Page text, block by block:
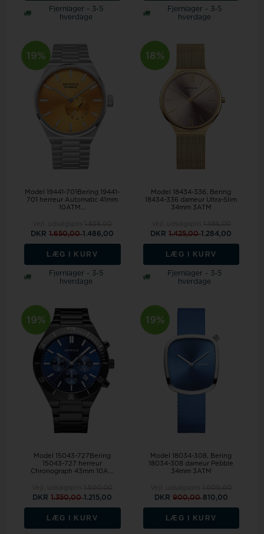
Fjernlager - 3-5
hverdage
Fjernlager - 3-5
hverdage
19%
Model 19441-701Bering 19441-
701 herreur Automatic 41mm
10ATM...
DKR1.650,001.486,00
LÆG I KURV
Fjernlager - 3-5
hverdage
18%
Model 18434-336
Bering
18434-336 dameur Ultra-Slim
34mm 3ATM
DKR1.425,001.284,00
LÆG I KURV
Fjernlager - 3-5
hverdage
19%
Model 15043-727Bering
15043-727 herreur
Chronograph 43mm 10A...
DKR1.350,001.215,00
LÆG I KURV
19%
Model 18034-308
Bering
18034-308 dameur Pebble
34mm 3ATM
DKR 900,00810,00
LÆG I KURV